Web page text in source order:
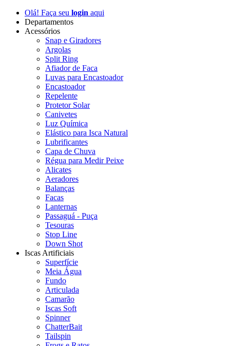
Olá! Faça seu login aqui
Departamentos
Acessórios
Snap e Giradores
Argolas
Split Ring
Afiador de Faca
Luvas para Encastoador
Encastoador
Repelente
Protetor Solar
Canivetes
Luz Química
Elástico para Isca Natural
Lubrificantes
Capa de Chuva
Régua para Medir Peixe
Alicates
Aeradores
Balanças
Facas
Lanternas
Passaguá - Puça
Tesouras
Stop Line
Down Shot
Iscas Artificiais
Superfície
Meia Água
Fundo
Articulada
Camarão
Iscas Soft
Spinner
ChatterBait
Tailspin